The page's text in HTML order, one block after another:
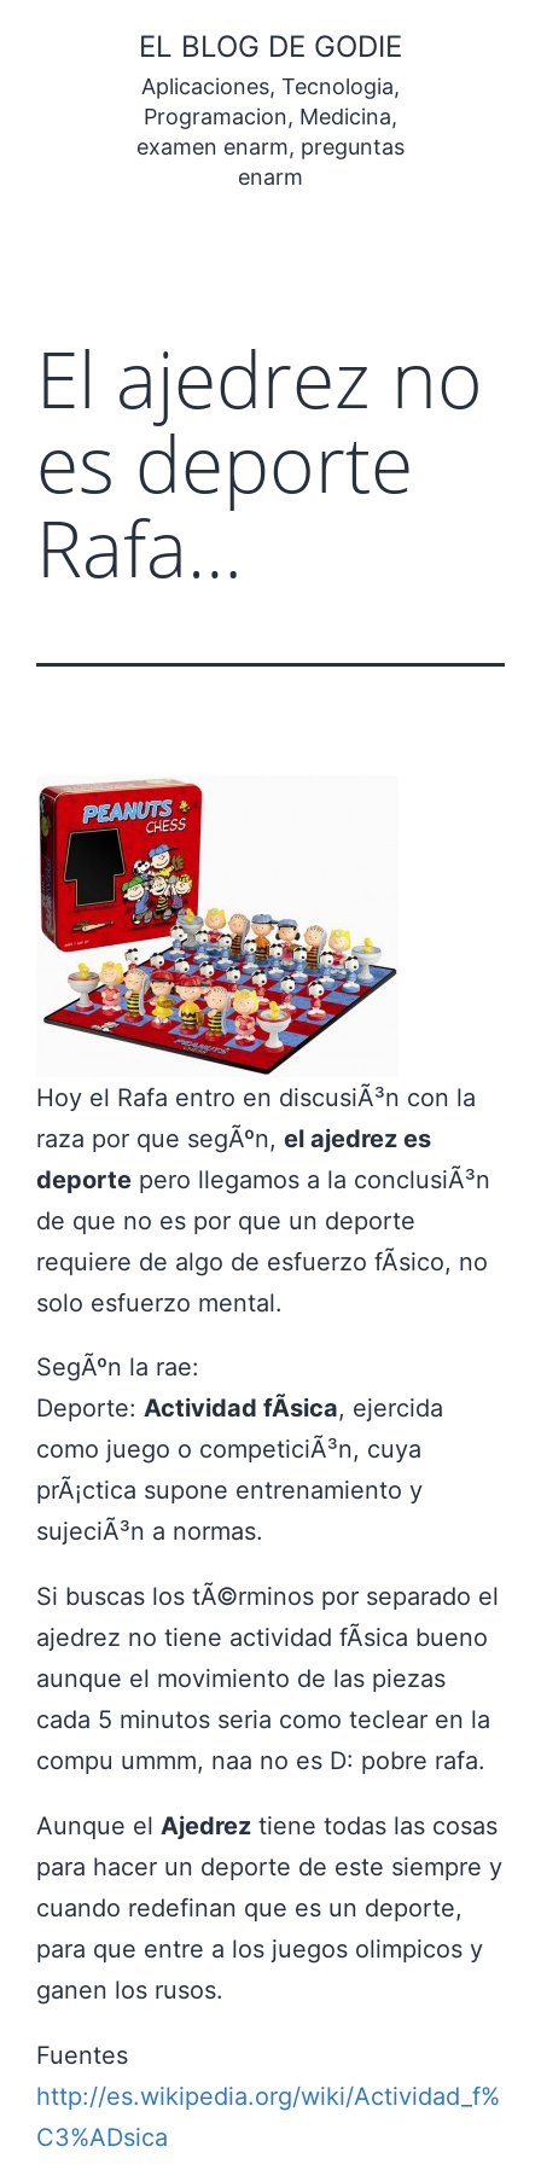
contenido
EL BLOG DE GODIE
Aplicaciones, Tecnologia,
Programacion, Medicina,
examen enarm, preguntas
enarm
El ajedrez no
es deporte
Rafa…
Hoy el Rafa entro en discusiÃ³n con la
raza por que segÃºn, el ajedrez es
deporte pero llegamos a la conclusiÃ³n
de que no es por que un deporte
requiere de algo de esfuerzo fÃ­sico, no
solo esfuerzo mental.
SegÃºn la rae:
Deporte: Actividad fÃ­sica, ejercida
como juego o competiciÃ³n, cuya
prÃ¡ctica supone entrenamiento y
sujeciÃ³n a normas.
Si buscas los tÃ©rminos por separado el
ajedrez no tiene actividad fÃ­sica bueno
aunque el movimiento de las piezas
cada 5 minutos seria como teclear en la
compu ummm, naa no es D: pobre rafa.
Aunque el Ajedrez tiene todas las cosas
para hacer un deporte de este siempre y
cuando redefinan que es un deporte,
para que entre a los juegos olimpicos y
ganen los rusos.
Fuentes
http://es.wikipedia.org/wiki/Actividad_f%
C3%ADsica